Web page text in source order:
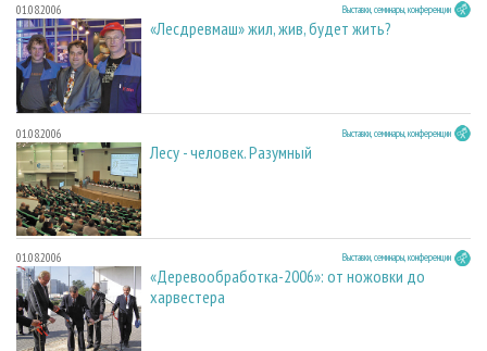
01.08.2006 Выставки, семинары, конференции
«Лесдревмаш» жил, жив, будет жить?
01.08.2006 Выставки, семинары, конференции
Лесу - человек. Разумный
01.08.2006 Выставки, семинары, конференции
«Деревообработка-2006»: от ножовки до
харвестера